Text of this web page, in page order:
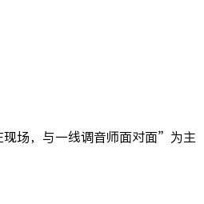
场，与一线调音师面对面”为主